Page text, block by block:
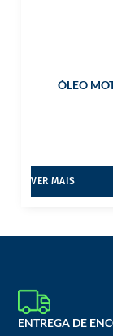
ÓLEO
VER MAIS
ENTREGA DE